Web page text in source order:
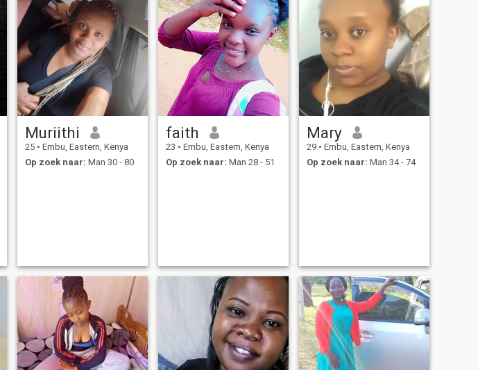
Muriithi
25 • Embu, Eastern, Kenya
Op zoek naar: Man 30 - 80
faith
23 • Embu, Eastern, Kenya
Op zoek naar: Man 28 - 51
Mary
29 • Embu, Eastern, Kenya
Op zoek naar: Man 34 - 74